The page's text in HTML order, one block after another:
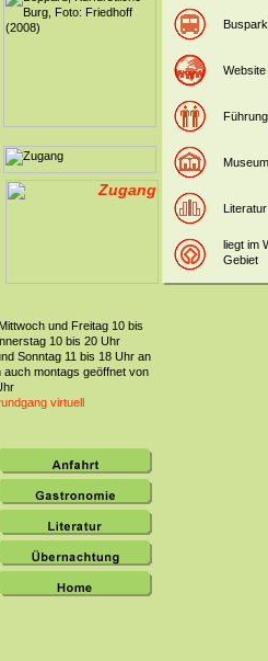
und Freitag 10 bis
10 bis 20 Uhr
Sonntag 11 bis 18 Uhr an
auch montags geöffnet von
virtuell
Website
Museum
Literatur
liegt im
Gebiet